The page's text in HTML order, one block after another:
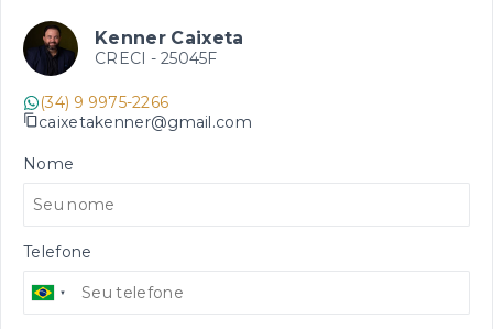
Kenner Caixeta
CRECI - 25045F
(34) 9 9975-2266
caixetakenner@gmail.com
Nome
Telefone